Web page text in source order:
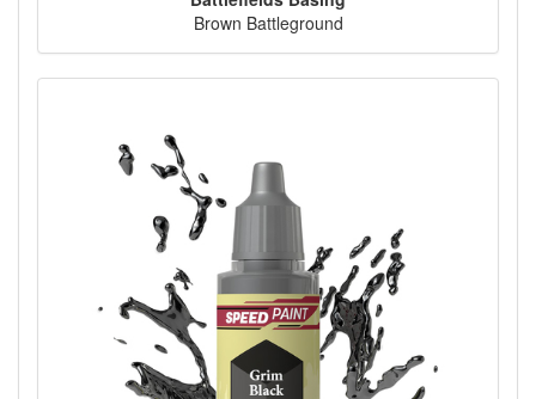
Brown Battleground